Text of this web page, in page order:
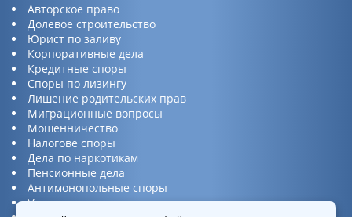
Авторское право
Долевое строительство
Юрист по заливу
Корпоративные дела
Кредитные споры
Споры по лизингу
Лишение родительских прав
Миграционные вопросы
Мошенничество
Налогове споры
Дела по наркотикам
Пенсионные дела
Антимонопольные споры
Услуги адвокатов и юристов